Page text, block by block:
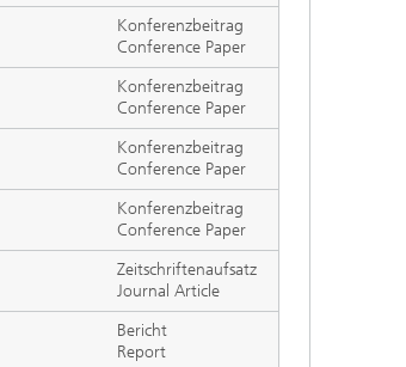
Konferenzbeitrag
Conference Paper
Konferenzbeitrag
Conference Paper
Konferenzbeitrag
Conference Paper
Konferenzbeitrag
Conference Paper
Zeitschriftenaufsatz
Journal Article
Bericht
Report